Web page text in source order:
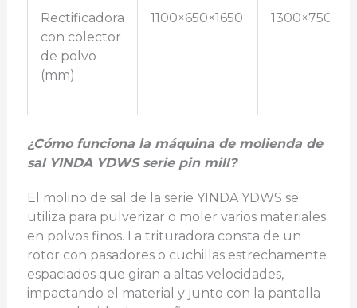
Rectificadora
con colector
de polvo
(mm)
1100×650×1650
¿Cómo funciona la máquina de molienda de
sal YINDA YDWS serie pin mill?
El molino de sal de la serie YINDA YDWS se
utiliza para pulverizar o moler varios materiales
en polvos finos. La trituradora consta de un
rotor con pasadores o cuchillas estrechamente
espaciados que giran a altas velocidades,
impactando el material y junto con la pantalla